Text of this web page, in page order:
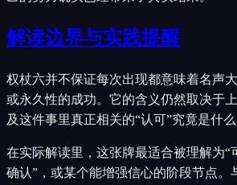
解读边界与实践提醒
权杖六并不保证每次出现都意味着名声
或永久性的成功。它的含义仍然取决于
及这件事里真正相关的“认可”究竟是什么
在实际解读里，这张牌最适合被理解为“
确认”，或某个能增强信心的阶段节点。